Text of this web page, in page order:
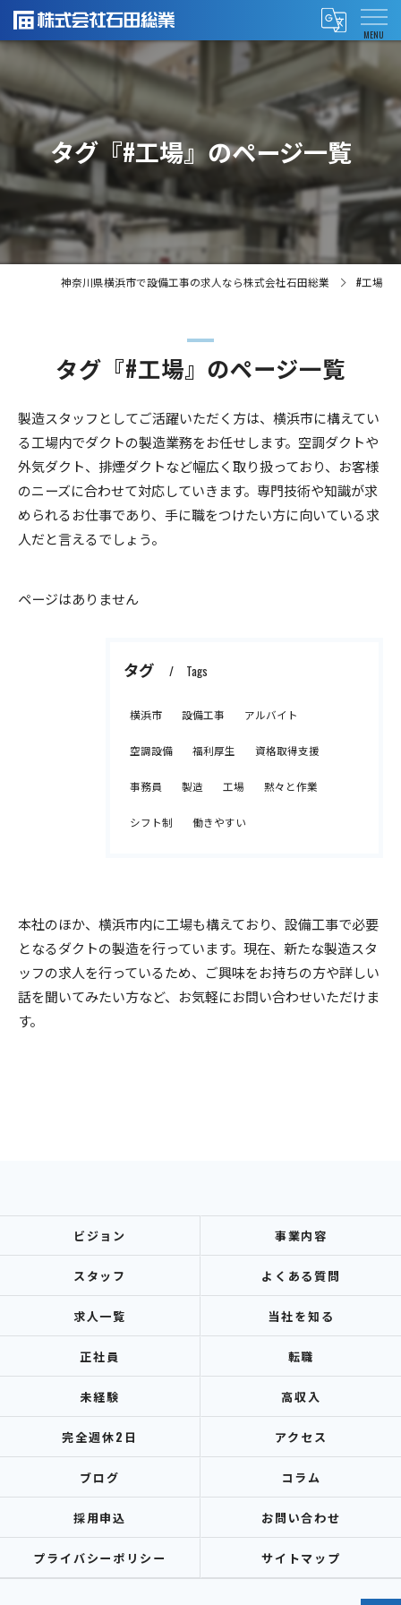
タグ『#工場』のページ一覧
神奈川県横浜市で設備工事の求人なら株式会社石田総業 #工場
タグ『#工場』のページ一覧
製造スタッフとしてご活躍いただく方は、横浜市に構えてい
る工場内でダクトの製造業務をお任せします。空調ダクトや
外気ダクト、排煙ダクトなど幅広く取り扱っており、お客様
のニーズに合わせて対応していきます。専門技術や知識が求
められるお仕事であり、手に職をつけたい方に向いている求
人だと言えるでしょう。
ページはありません
タグ Tags
横浜市 設備工事 アルバイト
空調設備 福利厚生 資格取得支援
事務員 製造 工場 黙々と作業
シフト制 働きやすい
本社のほか、横浜市内に工場も構えており、設備工事で必要
となるダクトの製造を行っています。現在、新たな製造スタ
ッフの求人を行っているため、ご興味をお持ちの方や詳しい
話を聞いてみたい方など、お気軽にお問い合わせいただけま
す。
ビジョン 事業内容
スタッフ よくある質問
求人一覧 当社を知る
正社員 転職
未経験 高収入
完全週休2日 アクセス
ブログ コラム
採用申込 お問い合わせ
プライバシーポリシー サイトマップ